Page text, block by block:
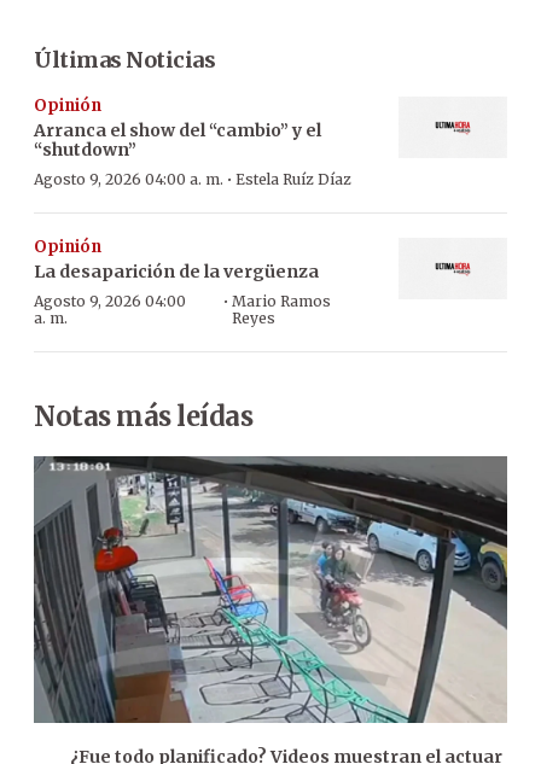
Últimas Noticias
Opinión
Arranca el show del “cambio” y el
“shutdown”
Agosto 9, 2026 04:00 a. m. · Estela Ruíz Díaz
Opinión
La desaparición de la vergüenza
Agosto 9, 2026 04:00
a. m.
· Mario Ramos
Reyes
Notas más leídas
¿Fue todo planificado? Videos muestran el actuar